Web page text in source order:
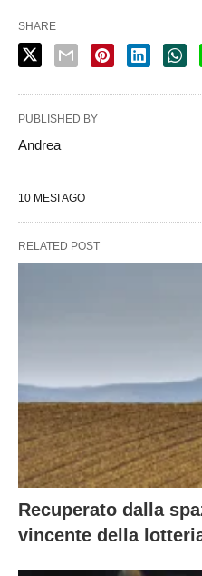
SHARE
PUBLISHED BY
Andrea
10 MESI AGO
RELATED POST
Recuperato dalla
vincente della